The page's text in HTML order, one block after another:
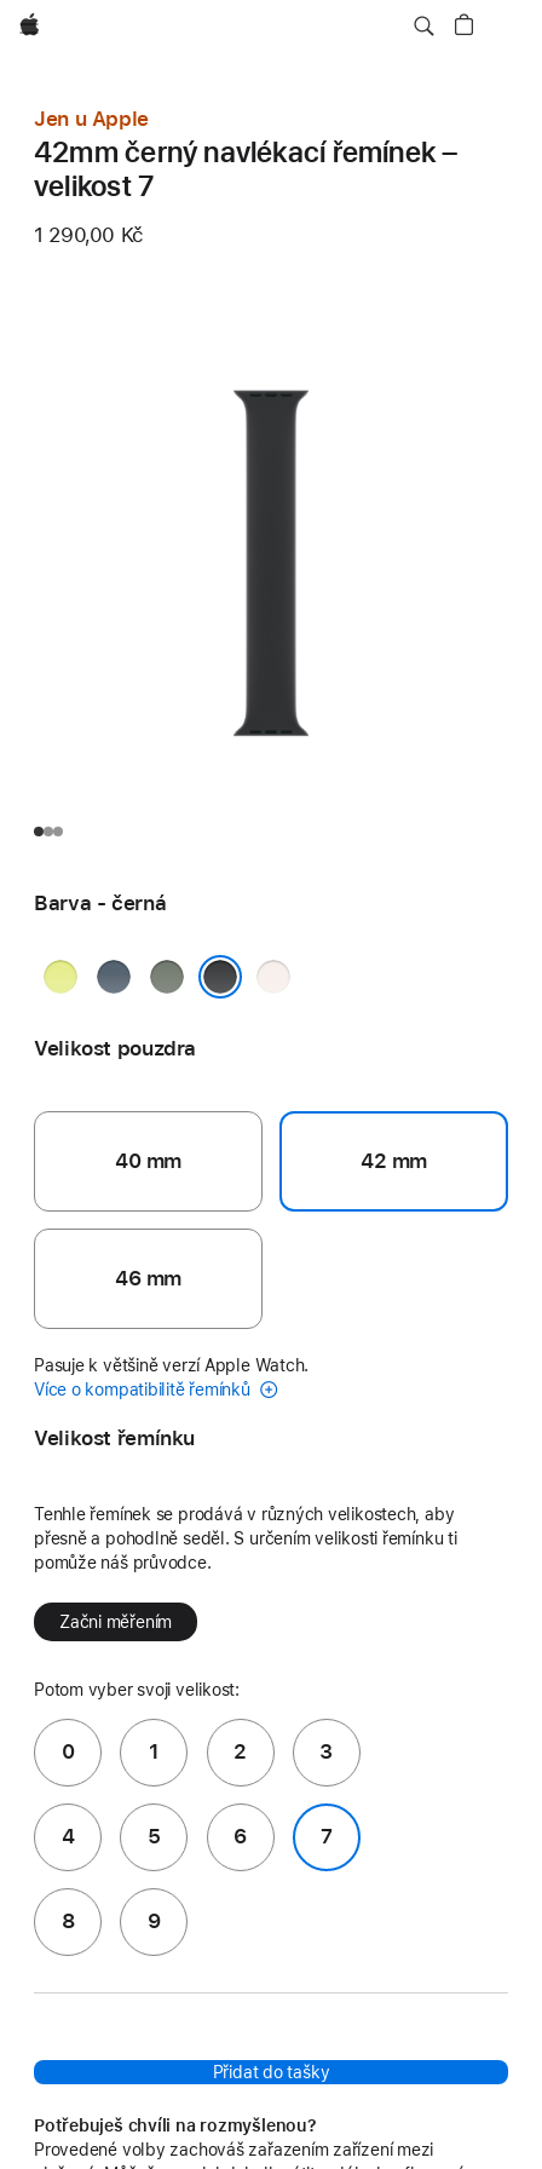
Apple
Jen u Apple
42mm černý navlékací řemínek –
velikost 7
1 290,00 Kč
Barva - černá
neonověocelovězelenošedá světle
Velikost pouzdra
40 mm 42 mm
46 mm
Pasuje k většině verzí Apple Watch.
Více o kompatibilitě řemínků
Velikost řemínku
Tenhle řemínek se prodává v různých velikostech, aby
přesně a pohodlně seděl. S určením velikosti řemínku ti
pomůže náš průvodce.
Začni měřením
Potom vyber svoji velikost:
0 1 2 3
4 5 6 7
8 9
Přidat do tašky
Potřebuješ chvíli na rozmyšlenou?
Provedené volby zachováš zařazením zařízení mezi